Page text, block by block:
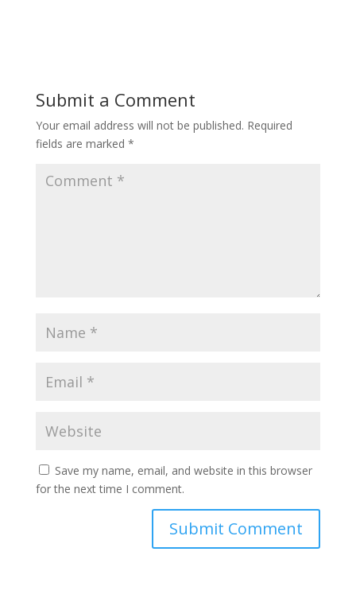
Submit a Comment
Your email address will not be published. Required
fields are marked *
Save my name, email, and website in this browser
for the next time I comment.